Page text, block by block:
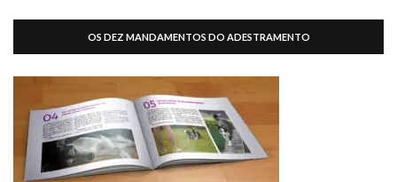
OS DEZ MANDAMENTOS DO ADESTRAMENTO